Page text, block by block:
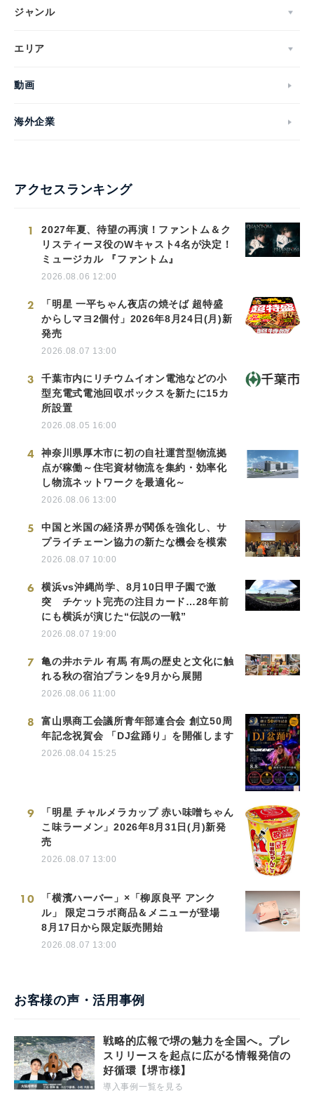
ジャンル
エリア
動画
海外企業
アクセスランキング
1
2027年夏、待望の再演！ファントム＆ク
リスティーヌ役のWキャスト4名が決定！
ミュージカル 『ファントム』
2026.08.06 12:00
2
「明星 一平ちゃん夜店の焼そば 超特盛
からしマヨ2個付」2026年8月24日(月)新
発売
2026.08.07 13:00
3
千葉市内にリチウムイオン電池などの小
型充電式電池回収ボックスを新たに15カ
所設置
2026.08.05 16:00
4
神奈川県厚木市に初の自社運営型物流拠
点が稼働～住宅資材物流を集約・効率化
し物流ネットワークを最適化～
2026.08.06 13:00
5
中国と米国の経済界が関係を強化し、サ
プライチェーン協力の新たな機会を模索
2026.08.07 10:00
6
横浜vs沖縄尚学、8月10日甲子園で激
突 チケット完売の注目カード…28年前
にも横浜が演じた“伝説の一戦”
2026.08.07 19:00
7
亀の井ホテル 有馬 有馬の歴史と文化に触
れる秋の宿泊プランを9月から展開
2026.08.06 11:00
8
富山県商工会議所青年部連合会 創立50周
年記念祝賀会 「DJ盆踊り」を開催します
2026.08.04 15:25
9
「明星 チャルメラカップ 赤い味噌ちゃん
こ味ラーメン」2026年8月31日(月)新発
売
2026.08.07 13:00
10
「横濱ハーバー」×「柳原良平 アンク
ル」 限定コラボ商品＆メニューが登場
8月17日から限定販売開始
2026.08.07 13:00
お客様の声・活用事例
戦略的広報で堺の魅力を全国へ。プレ
スリリースを起点に広がる情報発信の
好循環【堺市様】
導入事例一覧を見る